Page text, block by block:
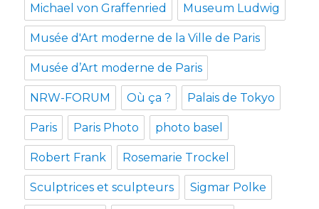
Michael von Graffenried Museum Ludwig
Musée d'Art moderne de la Ville de Paris
Musée d’Art moderne de Paris
NRW-FORUM Où ça ? Palais de Tokyo
Paris Paris Photo photo basel
Robert Frank Rosemarie Trockel
Sculptrices et sculpteurs Sigmar Polke